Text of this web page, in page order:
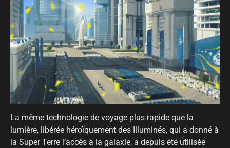
La même technologie de voyage plus rapide que la
lumière, libérée héroïquement des Illuminés, qui a donné à
la Super Terre l’accès à la galaxie, a depuis été utilisée